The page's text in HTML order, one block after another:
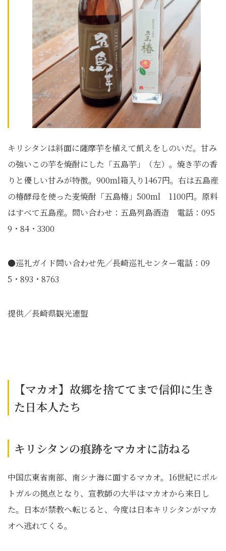
キリシタンは斜面に薩摩芋を植えて飢えをしのいだ。甘み
の強いこの芋を焼酎にした「五島芋」（左）。焼き芋の香
りと優しい甘みが特徴。900ml箱入り1467円。右は五島産
の椿酵母を使った麦焼酎「五島椿」500ml 1100円。原料
はすべて五島産。問い合わせ：五島列島酒造 電話：095
9・84・3300
●巡礼ガイド問い合わせ先／長崎巡礼センター電話：09
5・893・8763
提供／長崎県観光連盟
【マカオ】故郷を捨ててまで信仰に生き
た日本人たち
キリシタンの痕跡をマカオに訪ねる
中国広東省南部、南シナ海に面するマカオ。16世紀にポル
トガルの拠点となり、宣教師の大半はマカオから来日し
た。日本が禁教へ転じると、今度は日本キリシタンがマカ
オへ逃れてくる。